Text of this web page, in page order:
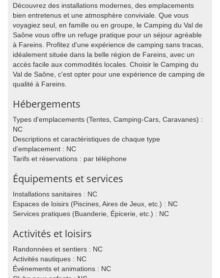
Découvrez des installations modernes, des emplacements
bien entretenus et une atmosphère conviviale. Que vous
voyagiez seul, en famille ou en groupe, le Camping du Val de
Saône vous offre un refuge pratique pour un séjour agréable
à Fareins. Profitez d'une expérience de camping sans tracas,
idéalement située dans la belle région de Fareins, avec un
accès facile aux commodités locales. Choisir le Camping du
Val de Saône, c'est opter pour une expérience de camping de
qualité à Fareins.
Hébergements
Types d'emplacements (Tentes, Camping-Cars, Caravanes) :
NC
Descriptions et caractéristiques de chaque type
d'emplacement : NC
Tarifs et réservations : par téléphone
Équipements et services
Installations sanitaires : NC
Espaces de loisirs (Piscines, Aires de Jeux, etc.) : NC
Services pratiques (Buanderie, Épicerie, etc.) : NC
Activités et loisirs
Randonnées et sentiers : NC
Activités nautiques : NC
Événements et animations : NC